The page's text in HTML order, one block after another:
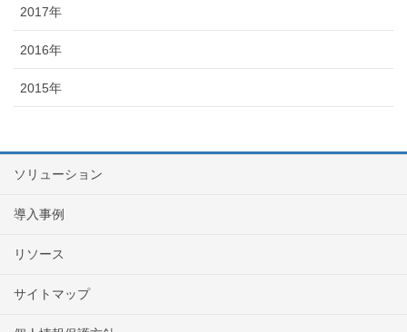
2017年
2016年
2015年
ソリューション
導入事例
リソース
サイトマップ